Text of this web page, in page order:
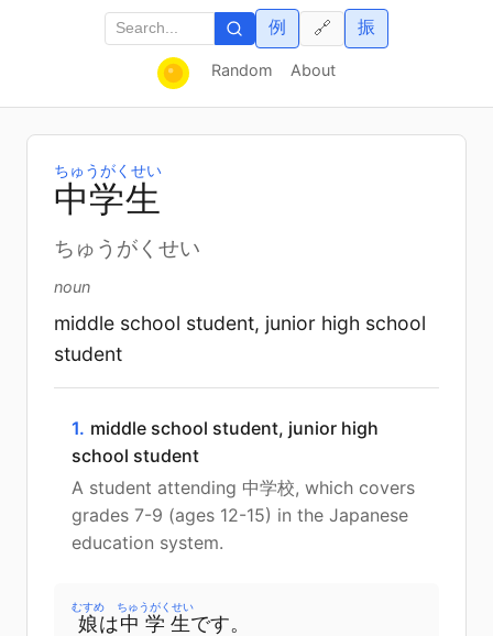
Random About
例 振
🔗
中学生
ちゅうがくせい
ちゅうがくせい
noun
middle school student, junior high school
student
1. middle school student, junior high
school student
A student attending 中学校, which covers
grades 7-9 (ages 12-15) in the Japanese
education system.
娘
むすめ
は中学生
ちゅうがくせい
です。